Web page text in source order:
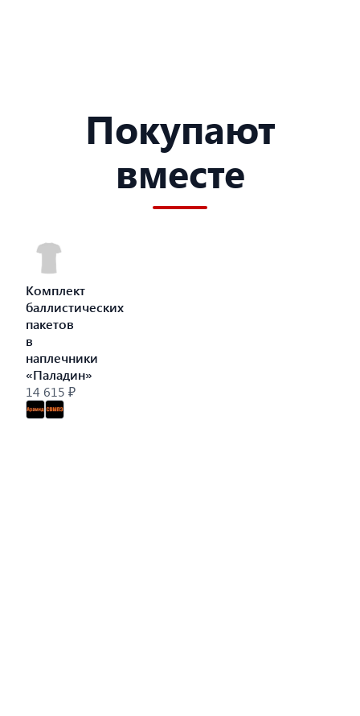
Покупают
вместе
Комплект
баллистических
пакетов
в
наплечники
«Паладин»
14 615 ₽